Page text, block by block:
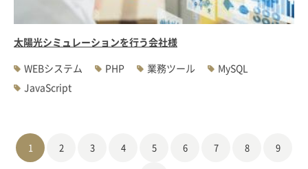
太陽光シミュレーションを行う会社様
WEBシステム
PHP 業務ツール
MySQL
JavaScript
1 2 3 4 5 6 7 8 9